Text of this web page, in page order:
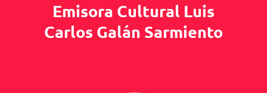
Emisora Cultural Luis
Carlos Galán Sarmiento